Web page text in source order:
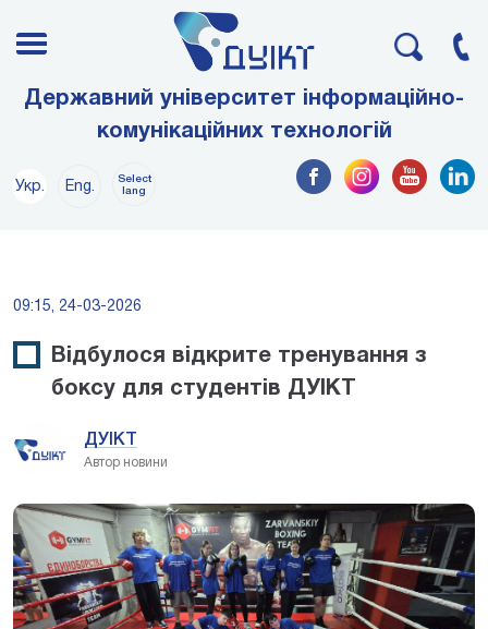
Державний університет інформаційно-
комунікаційних технологій
Укр. Eng.
Select
lang
09:15, 24-03-2026
Відбулося відкрите тренування з
боксу для студентів ДУІКТ
ДУІКТ
Автор новини